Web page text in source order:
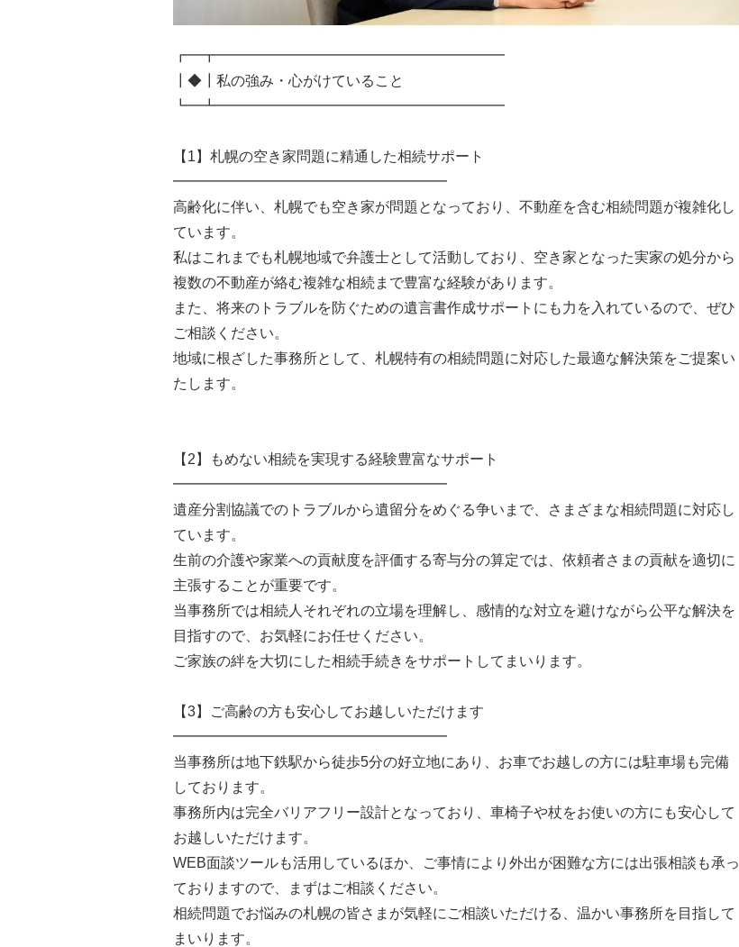
┏━┳━━━━━━━━━━━━━━━━━━━━
┃◆┃私の強み・心がけていること
┗━┻━━━━━━━━━━━━━━━━━━━━
【1】札幌の空き家問題に精通した相続サポート
━━━━━━━━━━━━━━━━━━━
高齢化に伴い、札幌でも空き家が問題となっており、不動産を含む相続問題が複雑化し
ています。
私はこれまでも札幌地域で弁護士として活動しており、空き家となった実家の処分から
複数の不動産が絡む複雑な相続まで豊富な経験があります。
また、将来のトラブルを防ぐための遺言書作成サポートにも力を入れているので、ぜひ
ご相談ください。
地域に根ざした事務所として、札幌特有の相続問題に対応した最適な解決策をご提案い
たします。
【2】もめない相続を実現する経験豊富なサポート
━━━━━━━━━━━━━━━━━━━
遺産分割協議でのトラブルから遺留分をめぐる争いまで、さまざまな相続問題に対応し
ています。
生前の介護や家業への貢献度を評価する寄与分の算定では、依頼者さまの貢献を適切に
主張することが重要です。
当事務所では相続人それぞれの立場を理解し、感情的な対立を避けながら公平な解決を
目指すので、お気軽にお任せください。
ご家族の絆を大切にした相続手続きをサポートしてまいります。
【3】ご高齢の方も安心してお越しいただけます
━━━━━━━━━━━━━━━━━━━
当事務所は地下鉄駅から徒歩5分の好立地にあり、お車でお越しの方には駐車場も完備
しております。
事務所内は完全バリアフリー設計となっており、車椅子や杖をお使いの方にも安心して
お越しいただけます。
WEB面談ツールも活用しているほか、ご事情により外出が困難な方には出張相談も承っ
ておりますので、まずはご相談ください。
相続問題でお悩みの札幌の皆さまが気軽にご相談いただける、温かい事務所を目指して
まいります。